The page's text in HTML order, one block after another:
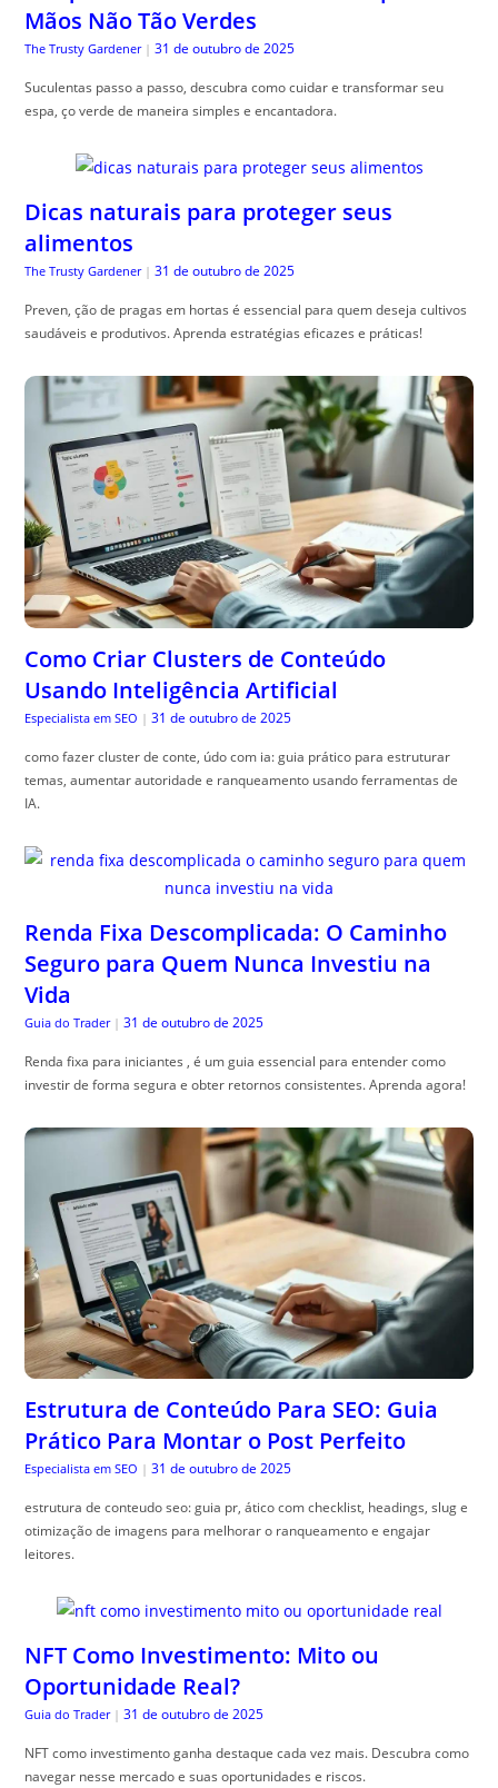
Mãos Não Tão Verdes
The Trusty Gardener | 31 de outubro de 2025
Suculentas passo a passo, descubra como cuidar e transformar seu
espa, ço verde de maneira simples e encantadora.
Dicas naturais para proteger seus
alimentos
The Trusty Gardener | 31 de outubro de 2025
Preven, ção de pragas em hortas é essencial para quem deseja cultivos
saudáveis e produtivos. Aprenda estratégias eficazes e práticas!
Como Criar Clusters de Conteúdo
Usando Inteligência Artificial
Especialista em SEO | 31 de outubro de 2025
como fazer cluster de conte, údo com ia: guia prático para estruturar
temas, aumentar autoridade e ranqueamento usando ferramentas de
IA.
Renda Fixa Descomplicada: O Caminho
Seguro para Quem Nunca Investiu na
Vida
Guia do Trader | 31 de outubro de 2025
Renda fixa para iniciantes , é um guia essencial para entender como
investir de forma segura e obter retornos consistentes. Aprenda agora!
Estrutura de Conteúdo Para SEO: Guia
Prático Para Montar o Post Perfeito
Especialista em SEO | 31 de outubro de 2025
estrutura de conteudo seo: guia pr, ático com checklist, headings, slug e
otimização de imagens para melhorar o ranqueamento e engajar
leitores.
NFT Como Investimento: Mito ou
Oportunidade Real?
Guia do Trader | 31 de outubro de 2025
NFT como investimento ganha destaque cada vez mais. Descubra como
navegar nesse mercado e suas oportunidades e riscos.